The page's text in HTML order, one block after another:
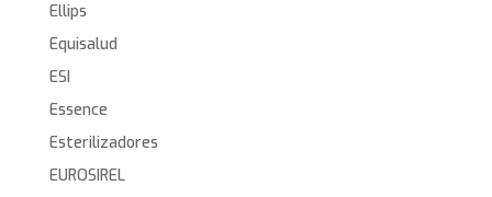
Ellips
Equisalud
ESI
Essence
Esterilizadores
EUROSIREL